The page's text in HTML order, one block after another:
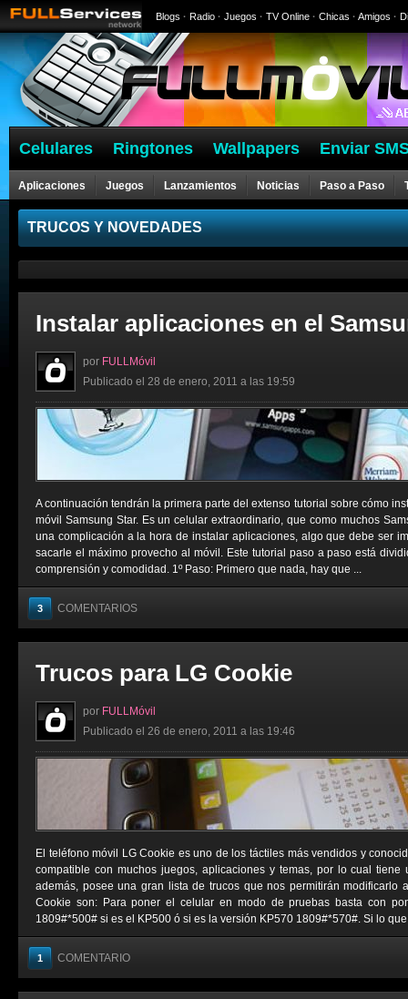
Blogs · Radio · Juegos · TV Online · Chicas · Amigos ·
Celulares Ringtones Wallpapers Enviar
Aplicaciones Juegos Lanzamientos Noticias Paso a Paso
Celulares
TRUCOS Y NOVEDADES
Instalar aplicaciones en el
por FULLMóvil
Publicado el 28 de enero, 2011 a las 19:59
A continuación tendrán la primera parte del extenso tutorial sobre cómo
móvil Samsung Star. Es un celular extraordinario, que como muchos
una complicación a la hora de instalar aplicaciones, algo que debe ser
sacarle el máximo provecho al móvil. Este tutorial paso a paso está
comprensión y comodidad. 1º Paso: Primero que nada, hay que ...
3 COMENTARIOS
Trucos para LG Cookie
por FULLMóvil
Publicado el 26 de enero, 2011 a las 19:46
El teléfono móvil LG Cookie es uno de los táctiles más vendidos y
compatible con muchos juegos, aplicaciones y temas, por lo cual
además, posee una gran lista de trucos que nos permitirán modificarlo
Cookie son: Para poner el celular en modo de pruebas basta con
1809#*500# si es el KP500 ó si es la versión KP570 1809#*570#. Si lo que
1 COMENTARIO